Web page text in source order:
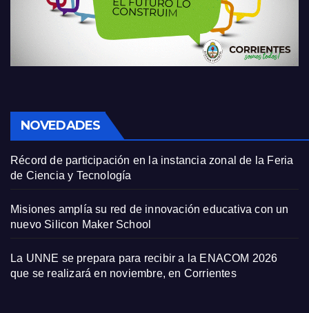
NOVEDADES
Récord de participación en la instancia zonal de la Feria
de Ciencia y Tecnología
Misiones amplía su red de innovación educativa con un
nuevo Silicon Maker School
La UNNE se prepara para recibir a la ENACOM 2026
que se realizará en noviembre, en Corrientes